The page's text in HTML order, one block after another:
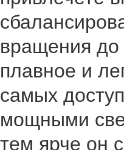
вращения до
плавное и
самых
мощными
тем ярче он